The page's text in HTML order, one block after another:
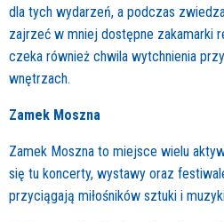
dla tych wydarzeń, a podczas
zajrzeć w mniej dostępne zakamarki
czeka również chwila wytchnienia
wnętrzach.
Zamek Moszna
Zamek Moszna to miejsce wielu
się tu koncerty, wystawy oraz
przyciągają miłośników sztuki i